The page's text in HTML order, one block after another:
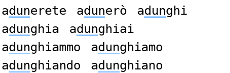
adunerete adunerò adunghi
adunghia adunghiai
adunghiammo adunghiamo
adunghiando adunghiano